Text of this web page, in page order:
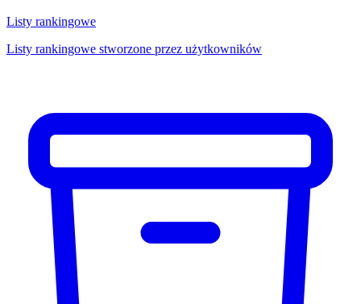
Listy rankingowe
Listy rankingowe stworzone przez użytkowników